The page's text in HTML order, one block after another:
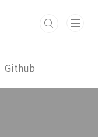
Github